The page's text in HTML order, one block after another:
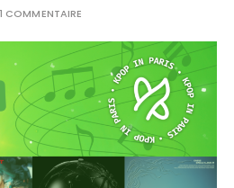
1 COMMENTAIRE